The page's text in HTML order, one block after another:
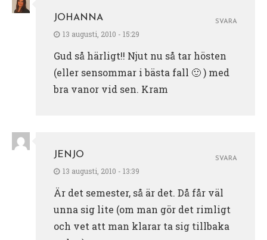
JOHANNA
13 augusti, 2010 - 15:29
Gud så härligt!! Njut nu så tar hösten
(eller sensommar i bästa fall 🙂 ) med
bra vanor vid sen. Kram
SVARA
JENJO
13 augusti, 2010 - 13:39
Är det semester, så är det. Då får väl
unna sig lite (om man gör det rimligt
och vet att man klarar ta sig tillbaka
SVARA